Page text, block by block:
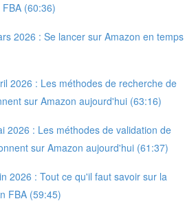
(60:36)
2026 : Se lancer sur Amazon en temps
2026 : Les méthodes de recherche de
sur Amazon aujourd'hui (63:16)
2026 : Les méthodes de validation de
sur Amazon aujourd'hui (61:37)
2026 : Tout ce qu'il faut savoir sur la
FBA (59:45)